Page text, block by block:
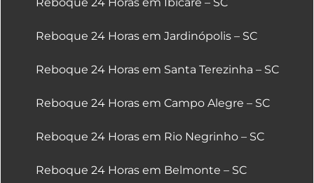
Reboque 24 Horas em Ibicaré – SC
Reboque 24 Horas em Jardinópolis – SC
Reboque 24 Horas em Santa Terezinha – SC
Reboque 24 Horas em Campo Alegre – SC
Reboque 24 Horas em Rio Negrinho – SC
Reboque 24 Horas em Belmonte – SC